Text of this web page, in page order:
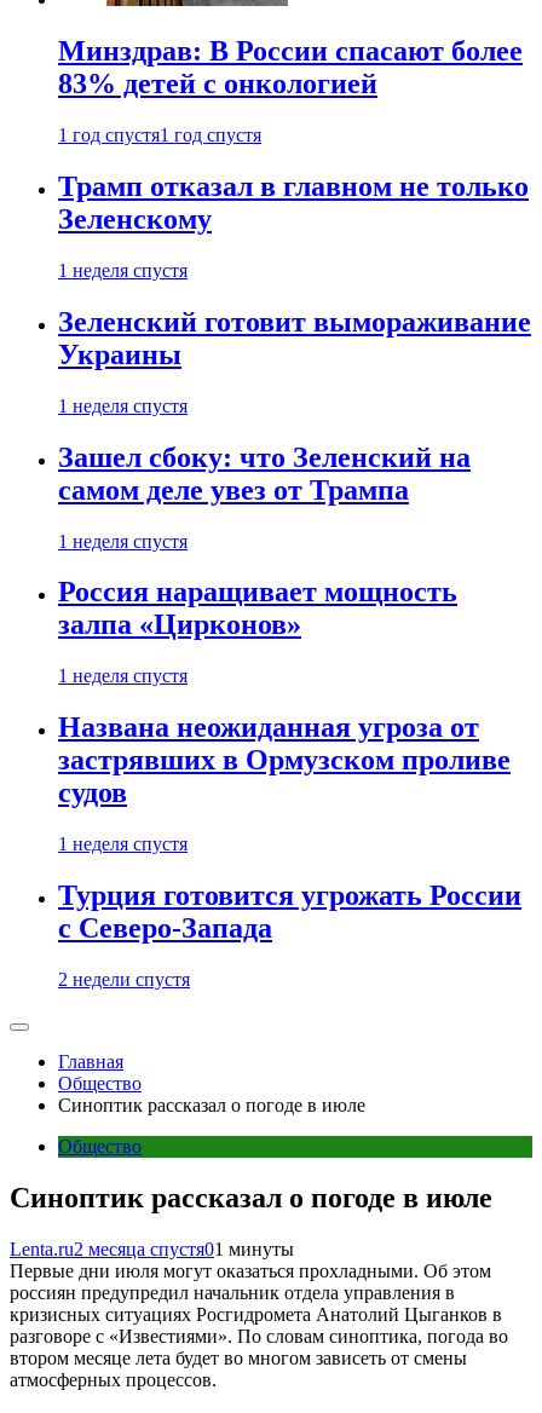
Минздрав: В России спасают более
83% детей с онкологией
1 год спустя1 год спустя
Трамп отказал в главном не только
Зеленскому
1 неделя спустя
Зеленский готовит вымораживание
Украины
1 неделя спустя
Зашел сбоку: что Зеленский на
самом деле увез от Трампа
1 неделя спустя
Россия наращивает мощность
залпа «Цирконов»
1 неделя спустя
Названа неожиданная угроза от
застрявших в Ормузском проливе
судов
1 неделя спустя
Турция готовится угрожать России
с Северо-Запада
2 недели спустя
Главная
Общество
Синоптик рассказал о погоде в июле
Общество
Синоптик рассказал о погоде в июле
Lenta.ru2 месяца спустя01 минуты
Первые дни июля могут оказаться прохладными. Об этом
россиян предупредил начальник отдела управления в
кризисных ситуациях Росгидромета Анатолий Цыганков в
разговоре с «Известиями». По словам синоптика, погода во
втором месяце лета будет во многом зависеть от смены
атмосферных процессов.